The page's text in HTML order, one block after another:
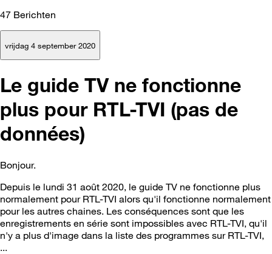
47 Berichten
vrijdag 4 september 2020
Le guide TV ne fonctionne
plus pour RTL-TVI (pas de
données)
Bonjour.
Depuis le lundi 31 août 2020, le guide TV ne fonctionne plus
normalement pour RTL-TVI alors qu'il fonctionne normalement
pour les autres chaines. Les conséquences sont que les
enregistrements en série sont impossibles avec RTL-TVI, qu'il
n'y a plus d'image dans la liste des programmes sur RTL-TVI,
...